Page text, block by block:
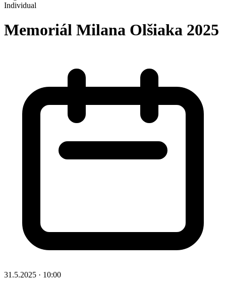
Individual
Memoriál Milana Olšiaka 2025
31.5.2025 · 10:00